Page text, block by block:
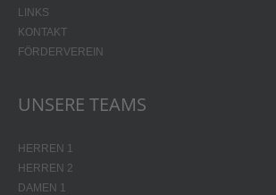
LINKS
KONTAKT
FÖRDERVEREIN
UNSERE TEAMS
HERREN 1
HERREN 2
DAMEN 1